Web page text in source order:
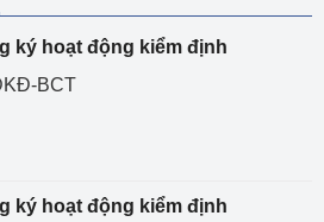
ký hoạt động kiểm định
BCT
ký hoạt động kiểm định